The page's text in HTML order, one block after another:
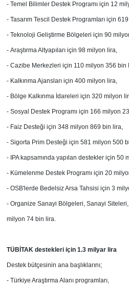
-Temel Bilimler Destek Programı için 12
-Tasarım Tescil Destek ProgramIarı için
- Teknoloji Geliştirme Bölgeleri için 90
- Araştırma Altyapıları için 98 milyon lira,
-Cazibe Merkezleri için 110 milyon 356 bin
- Kalkınma Ajansları için 400 milyon lira,
-Bölge Kalkınma İdareleri için 320 milyon
- Sosyal Destek Programı için 166 milyon
-Faiz Desteği için 348 milyon 869 bin lira,
-Sigorta Prim Desteği için 581 milyon 500
- IPA kapsamında yapılan destekler için 50
-Kümelenme Destek Programı için 20
-OSB'lerde Bedelsiz Arsa Tahsisi için 3
-Organize Sanayi Bölgeleri, Sanayi Siteleri,
milyon 74 bin lira.
TÜBİTAK destekleri için 1.3 milyar lira
Destek bütçesinin ana başlıklarını;
- Türkiye Araştırma Alanı programları,